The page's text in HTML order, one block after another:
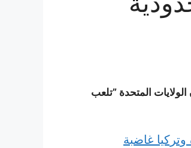
المتحدة ”تلعب
غاضبة